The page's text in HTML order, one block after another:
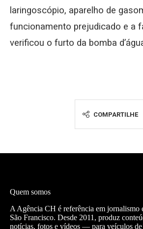
laringoscópio, aparelho de
funcionamento prejudicado e a
verificou o furto da bomba
COMPARTILHE
Quem somos
A Agência CH é referência em jornalismo
São Francisco. Desde 2011, produz
notícias, fotos e vídeos — para veículos